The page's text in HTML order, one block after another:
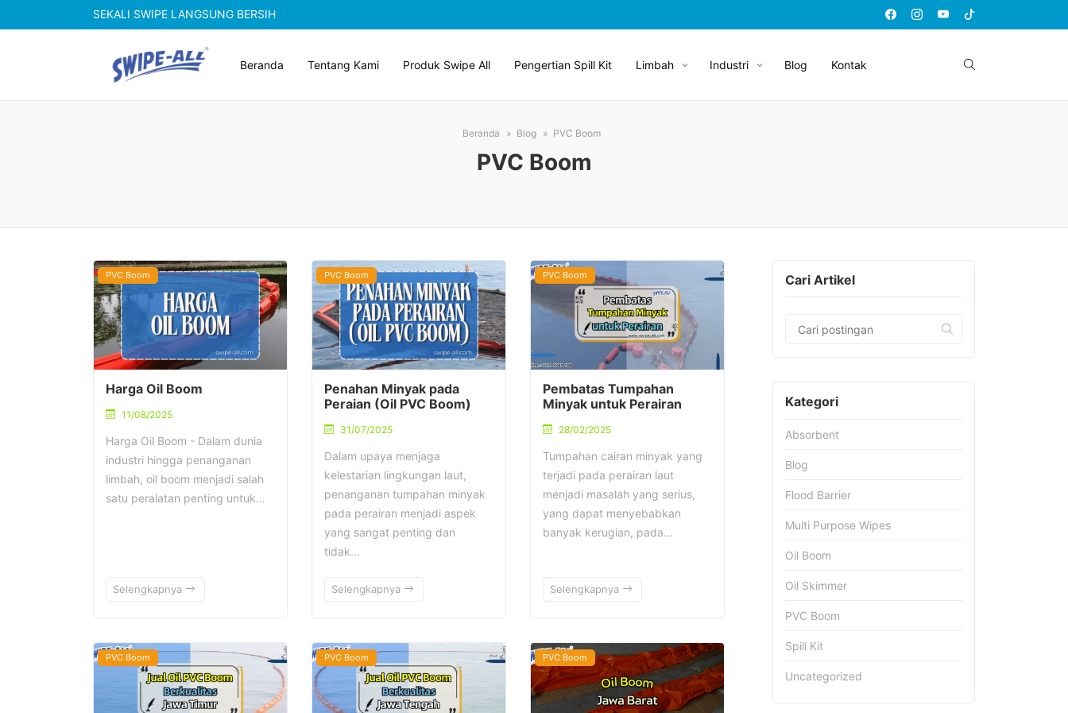
SEKALI SWIPE LANGSUNG BERSIH
Beranda Tentang Kami Produk Swipe All Pengertian Spill Kit Limbah Industri Blog Kontak
Beranda Blog PVC Boom
PVC Boom
PVC Boom
Harga Oil Boom
11/08/2025
Harga Oil Boom - Dalam dunia
industri hingga penanganan
limbah, oil boom menjadi salah
satu peralatan penting untuk…
Selengkapnya
PVC Boom
Penahan Minyak pada
Peraian (Oil PVC Boom)
31/07/2025
Dalam upaya menjaga
kelestarian lingkungan laut,
penanganan tumpahan minyak
pada perairan menjadi aspek
yang sangat penting dan
tidak…
Selengkapnya
PVC Boom
Pembatas Tumpahan
Minyak untuk Perairan
28/02/2025
Tumpahan cairan minyak yang
terjadi pada perairan laut
menjadi masalah yang serius,
yang dapat menyebabkan
banyak kerugian, pada…
Selengkapnya
PVC Boom PVC Boom PVC Boom
Cari Artikel
Kategori
Absorbent
Blog
Flood Barrier
Multi Purpose Wipes
Oil Boom
Oil Skimmer
PVC Boom
Spill Kit
Uncategorized